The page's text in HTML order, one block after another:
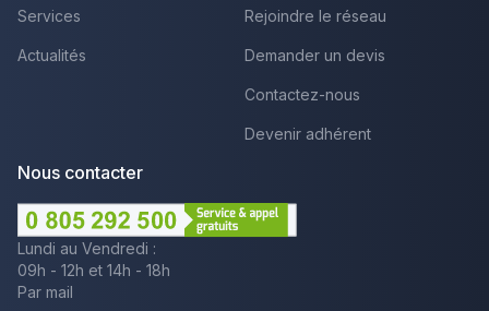
Services
Actualités
Rejoindre le réseau
Demander un devis
Contactez-nous
Devenir adhérent
Nous contacter
Lundi au Vendredi :
09h - 12h et 14h - 18h
Par mail